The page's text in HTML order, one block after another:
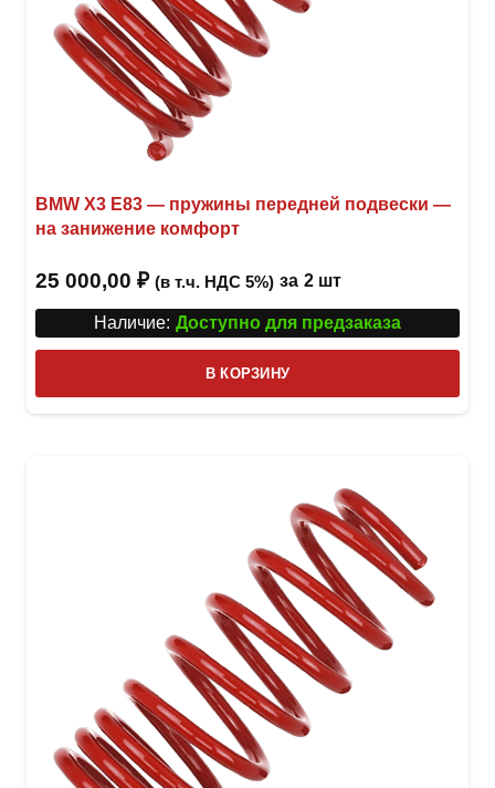
BMW X3 E83 — пружины передней подвески —
на занижение комфорт
25 000,00 ₽ (в т.ч. НДС 5%) за 2 шт
Наличие: Доступно для предзаказа
В КОРЗИНУ